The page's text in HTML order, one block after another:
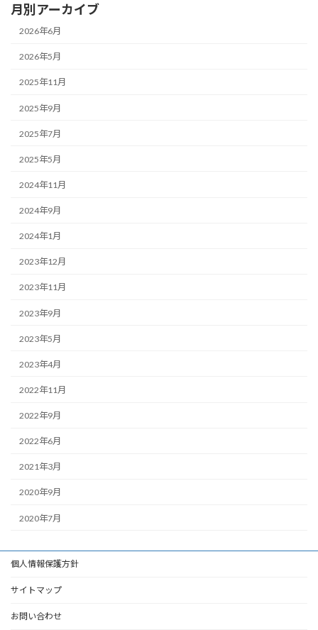
月別アーカイブ
2026年6月
2026年5月
2025年11月
2025年9月
2025年7月
2025年5月
2024年11月
2024年9月
2024年1月
2023年12月
2023年11月
2023年9月
2023年5月
2023年4月
2022年11月
2022年9月
2022年6月
2021年3月
2020年9月
2020年7月
個人情報保護方針
サイトマップ
お問い合わせ